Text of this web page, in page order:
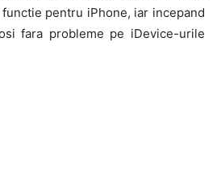
pentru iPhone, iar incepand
fara probleme pe iDevice-urile